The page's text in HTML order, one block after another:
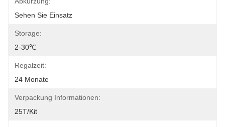
Sehen Sie Einsatz
Storage:
2-30℃
Regalzeit:
24 Monate
Verpackung Informationen:
25T/Kit